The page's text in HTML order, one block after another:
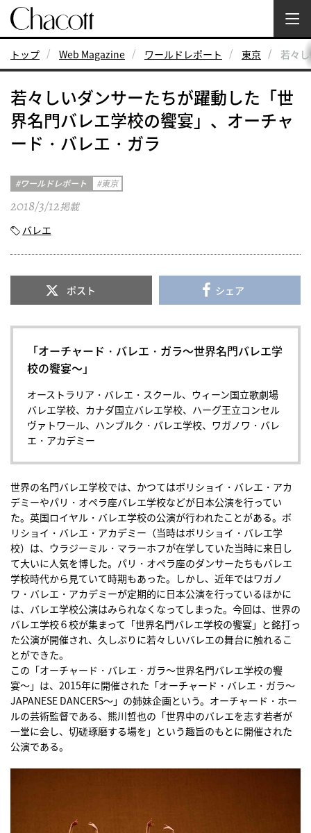
トップ Web Magazine ワールドレポート 東京 若々
若々しいダンサーたちが躍動した「世
界名門バレエ学校の饗宴」、オーチャ
ード・バレエ・ガラ
ワールドレポート 東京
2018/3/12掲載
バレエ
ポスト シェア
「オーチャード・バレエ・ガラ〜世界名門バレエ学
校の饗宴〜」
オーストラリア・バレエ・スクール、ウィーン国立歌劇場
バレエ学校、カナダ国立バレエ学校、ハーグ王立コンセル
ヴァトワール、ハンブルク・バレエ学校、ワガノワ・バレ
エ・アカデミー
世界の名門バレエ学校では、かつてはボリショイ・バレエ・アカ
デミーやパリ・オペラ座バレエ学校などが日本公演を行ってい
た。英国ロイヤル・バレエ学校の公演が行われたことがある。ボ
リショイ・バレエ・アカデミー（当時はボリショイ・バレエ学
校）は、ウラジーミル・マラーホフが在学していた当時に来日し
て大いに人気を博した。パリ・オペラ座のダンサーたちもバレエ
学校時代から見ていて時期もあった。しかし、近年ではワガノ
ワ・バレエ・アカデミーが定期的に日本公演を行っているほかに
は、バレエ学校公演はみられなくなってしまった。今回は、世界の
バレエ学校６校が集まって「世界名門バレエ学校の饗宴」と銘打っ
た公演が開催され、久しぶりに若々しいバレエの舞台に触れるこ
とができた。
この「オーチャード・バレエ・ガラ〜世界名門バレエ学校の饗
宴〜」は、2015年に開催された「オーチャード・バレエ・ガラ〜
JAPANESE DANCERS〜」の姉妹企画という。オーチャード・ホー
ルの芸術監督である、熊川哲也の「世界中のバレエを志す若者が
一堂に会し、切磋琢磨する場を」という趣旨のもとに開催された
公演である。